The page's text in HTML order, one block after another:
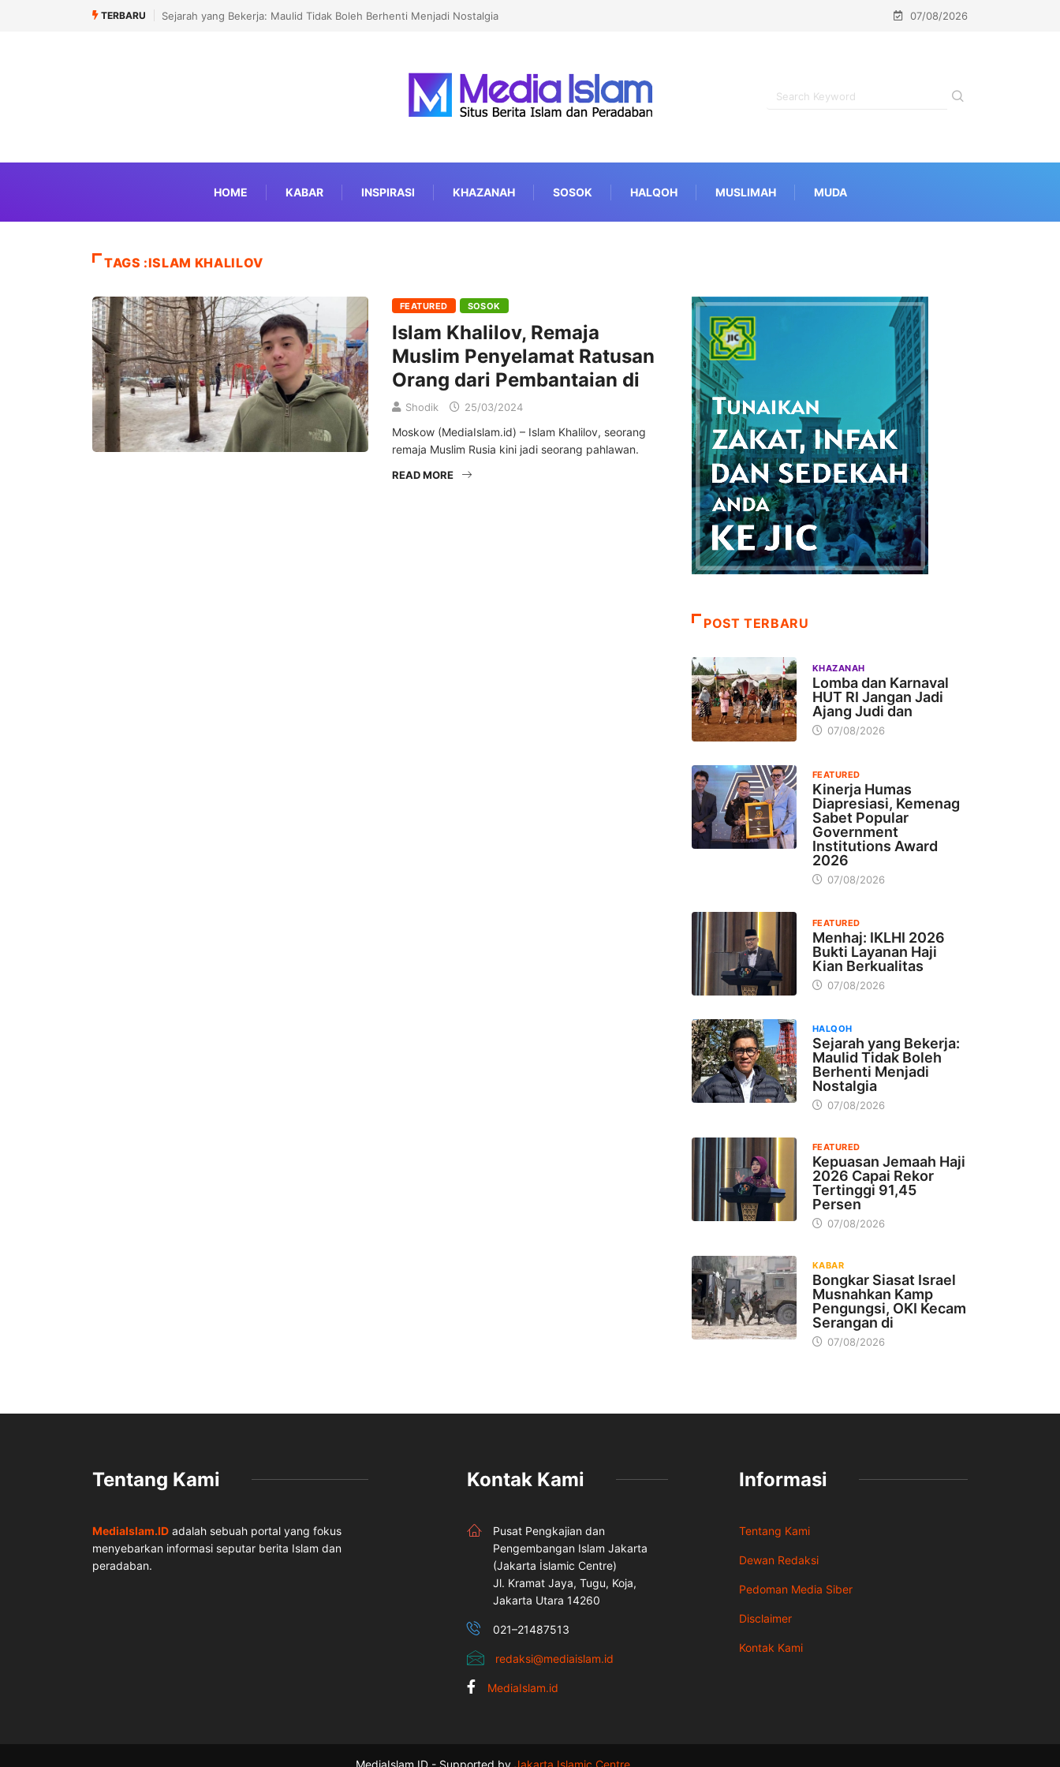
TERBARU Sejarah yang Bekerja: Maulid Tidak Boleh Berhenti Menjadi Nostalgia 07/08/2026
HOME KABAR INSPIRASI KHAZANAH SOSOK HALQOH MUSLIMAH MUDA
TAGS :ISLAM KHALILOV
FEATURED SOSOK
Islam Khalilov, Remaja
Muslim Penyelamat Ratusan
Orang dari Pembantaian di
Shodik 25/03/2024
Moskow (MediaIslam.id) – Islam Khalilov, seorang
remaja Muslim Rusia kini jadi seorang pahlawan.
READ MORE
POST TERBARU
KHAZANAH
Lomba dan Karnaval
HUT RI Jangan Jadi
Ajang Judi dan
07/08/2026
FEATURED
Kinerja Humas
Diapresiasi, Kemenag
Sabet Popular
Government
Institutions Award
2026
07/08/2026
FEATURED
Menhaj: IKLHI 2026
Bukti Layanan Haji
Kian Berkualitas
07/08/2026
HALQOH
Sejarah yang Bekerja:
Maulid Tidak Boleh
Berhenti Menjadi
Nostalgia
07/08/2026
FEATURED
Kepuasan Jemaah Haji
2026 Capai Rekor
Tertinggi 91,45
Persen
07/08/2026
KABAR
Bongkar Siasat Israel
Musnahkan Kamp
Pengungsi, OKI Kecam
Serangan di
07/08/2026
Tentang Kami
MediaIslam.ID adalah sebuah portal yang fokus
menyebarkan informasi seputar berita Islam dan
peradaban.
Kontak Kami
Pusat Pengkajian dan
Pengembangan Islam Jakarta
(Jakarta İslamic Centre)
Jl. Kramat Jaya, Tugu, Koja,
Jakarta Utara 14260
021–21487513
redaksi@mediaislam.id
MediaIslam.id
Informasi
Tentang Kami
Dewan Redaksi
Pedoman Media Siber
Disclaimer
Kontak Kami
MediaIslam.ID - Supported by Jakarta Islamic Centre